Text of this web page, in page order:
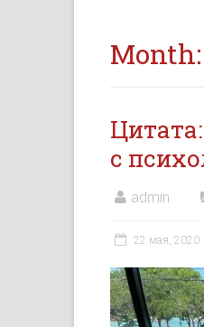
Month:
с
admin
22 мая, 2020